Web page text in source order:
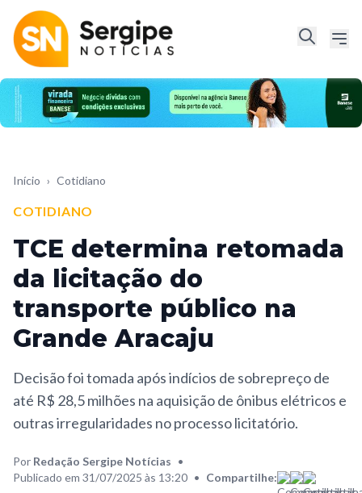
Início › Cotidiano
COTIDIANO
TCE determina retomada
da licitação do
transporte público na
Grande Aracaju
Decisão foi tomada após indícios de sobrepreço de
até R$ 28,5 milhões na aquisição de ônibus elétricos e
outras irregularidades no processo licitatório.
Por Redação Sergipe Notícias •
Publicado em 31/07/2025 às 13:20 • Compartilhe: